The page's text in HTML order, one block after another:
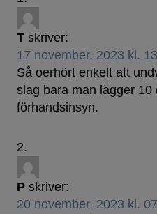
T skriver:
17 november, 2023 kl.
Så oerhört enkelt att
slag bara man lägger 10
förhandsinsyn.
P skriver:
20 november, 2023 kl.